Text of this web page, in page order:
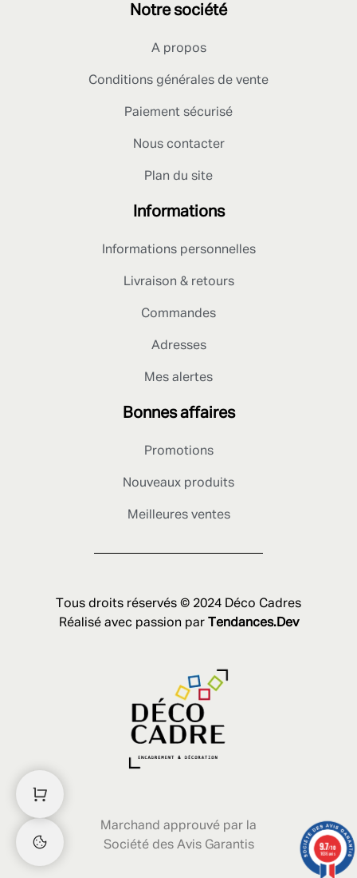
Notre société
A propos
Conditions générales de vente
Paiement sécurisé
Nous contacter
Plan du site
Informations
Informations personnelles
Livraison & retours
Commandes
Adresses
Mes alertes
Bonnes affaires
Promotions
Nouveaux produits
Meilleures ventes
Tous droits réservés © 2024 Déco Cadres
Réalisé avec passion par
Tendances.Dev
Marchand approuvé par la
Société des Avis Garantis
9.7/10
1636 avis